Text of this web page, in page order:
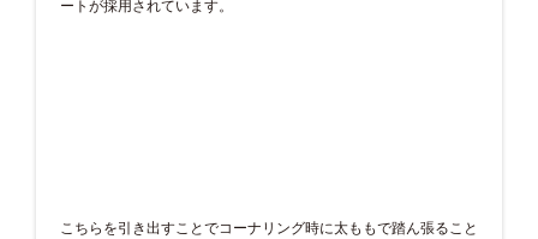
ートが採用されています。
こちらを引き出すことでコーナリング時に太ももで踏ん張ること